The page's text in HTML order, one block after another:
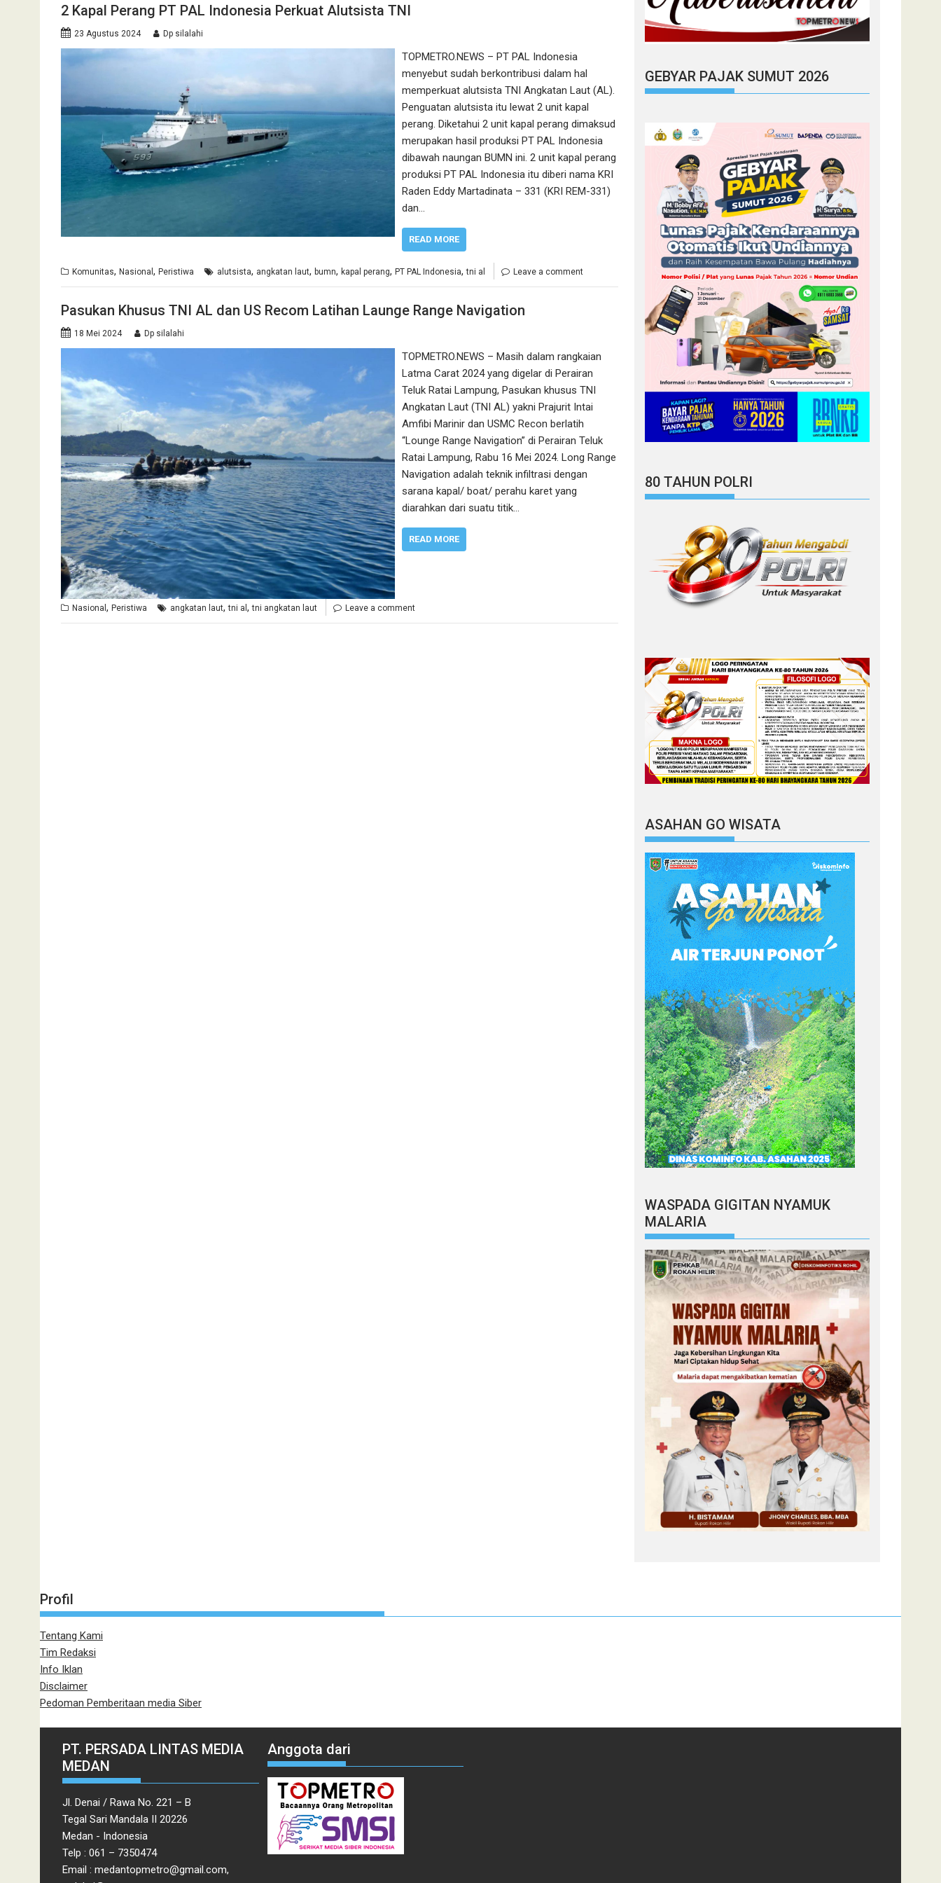
2 Kapal Perang PT PAL Indonesia Perkuat Alutsista TNI
23 Agustus 2024 Dp silalahi
TOPMETRO.NEWS – PT PAL Indonesia
menyebut sudah berkontribusi dalam hal
memperkuat alutsista TNI Angkatan Laut (AL).
Penguatan alutsista itu lewat 2 unit kapal
perang. Diketahui 2 unit kapal perang dimaksud
merupakan hasil produksi PT PAL Indonesia
dibawah naungan BUMN ini. 2 unit kapal perang
produksi PT PAL Indonesia itu diberi nama KRI
Raden Eddy Martadinata – 331 (KRI REM-331)
dan…
READ MORE
Komunitas, Nasional , Peristiwa alutsista, angkatan laut, bumn, kapal perang, PT PAL Indonesia,tni al Leave a comment
Pasukan Khusus TNI AL dan US Recom Latihan Launge Range Navigation
18 Mei 2024 Dp silalahi
TOPMETRO.NEWS – Masih dalam rangkaian
Latma Carat 2024 yang digelar di Perairan
Teluk Ratai Lampung, Pasukan khusus TNI
Angkatan Laut (TNI AL) yakni Prajurit Intai
Amfibi Marinir dan USMC Recon berlatih
“Lounge Range Navigation” di Perairan Teluk
Ratai Lampung, Rabu 16 Mei 2024. Long Range
Navigation adalah teknik infiltrasi dengan
sarana kapal/ boat/ perahu karet yang
diarahkan dari suatu titik…
READ MORE
Nasional , Peristiwa angkatan laut,tni al ,tni angkatan laut Leave a comment
GEBYAR PAJAK SUMUT 2026
80 TAHUN POLRI
ASAHAN GO WISATA
WASPADA GIGITAN NYAMUK
MALARIA
Profil
Tentang Kami
Tim Redaksi
Info Iklan
Disclaimer
Pedoman Pemberitaan media Siber
PT. PERSADA LINTAS MEDIA
MEDAN
Jl. Denai / Rawa No. 221 – B
Tegal Sari Mandala II 20226
Medan - Indonesia
Telp : 061 – 7350474
Email : medantopmetro@gmail.com,
Anggota dari